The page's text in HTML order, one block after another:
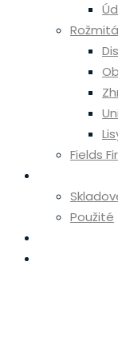
Fields
Skladové
Použité